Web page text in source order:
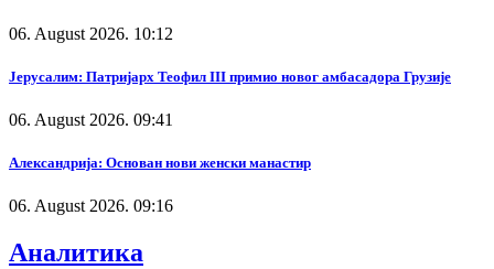
06. August 2026. 10:12
Јерусалим: Патријарх Теофил III примио новог амбасадора Грузије
06. August 2026. 09:41
Александрија: Основан нови женски манастир
06. August 2026. 09:16
Аналитика